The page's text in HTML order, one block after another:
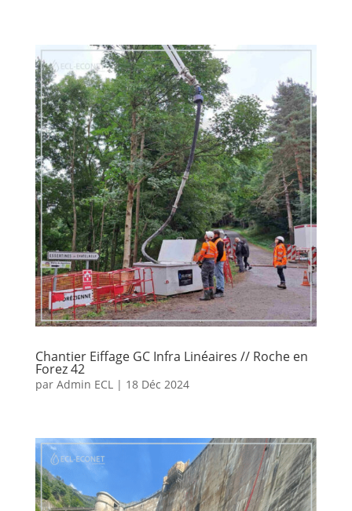
Chantier Eiffage GC Infra Linéaires // Roche en
Forez 42
par Admin ECL | 18 Déc 2024